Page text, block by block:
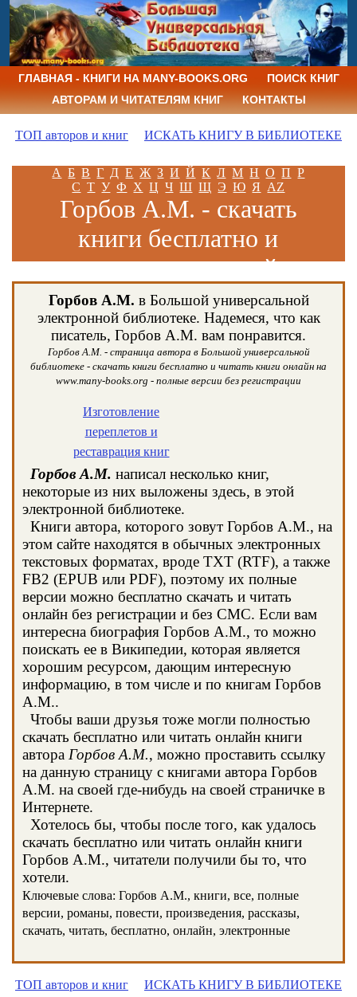
ГЛАВНАЯ - КНИГИ НА MANY-BOOKS.ORG
ПОИСК КНИГ
АВТОРАМ И ЧИТАТЕЛЯМ КНИГ
КОНТАКТЫ
ТОП авторов и книг ИСКАТЬ КНИГУ В БИБЛИОТЕКЕ
А Б В Г Д Е Ж З И Й К Л М Н О П Р
С Т У Ф Х Ц Ч Ш Щ Э Ю Я AZ
Горбов А.М. - скачать
книги бесплатно и
читать книги онлайн
Горбов А.М. в Большой универсальной
электронной библиотеке. Надемеся, что как
писатель, Горбов А.М. вам понравится.
Горбов А.М. - страница автора в Большой универсальной
библиотеке - скачать книги бесплатно и читать книги онлайн на
www.many-books.org - полные версии без регистрации
Изготовление
переплетов и
реставрация книг
Горбов А.М. написал несколько книг,
некоторые из них выложены здесь, в этой
электронной библиотеке.
Книги автора, которого зовут Горбов А.М., на
этом сайте находятся в обычных электронных
текстовых форматах, вроде TXT (RTF), а также
FB2 (EPUB или PDF), поэтому их полные
версии можно бесплатно скачать и читать
онлайн без регистрации и без СМС. Если вам
интересна биография Горбов А.М., то можно
поискать ее в Википедии, которая является
хорошим ресурсом, дающим интересную
информацию, в том числе и по книгам Горбов
А.М..
Чтобы ваши друзья тоже могли полностью
скачать бесплатно или читать онлайн книги
автора Горбов А.М., можно проставить ссылку
на данную страницу с книгами автора Горбов
А.М. на своей где-нибудь на своей страничке в
Интернете.
Хотелось бы, чтобы после того, как удалось
скачать бесплатно или читать онлайн книги
Горбов А.М., читатели получили бы то, что
хотели.
Ключевые слова: Горбов А.М., книги, все, полные
версии, романы, повести, произведения, рассказы,
скачать, читать, бесплатно, онлайн, электронные
ТОП авторов и книг ИСКАТЬ КНИГУ В БИБЛИОТЕКЕ